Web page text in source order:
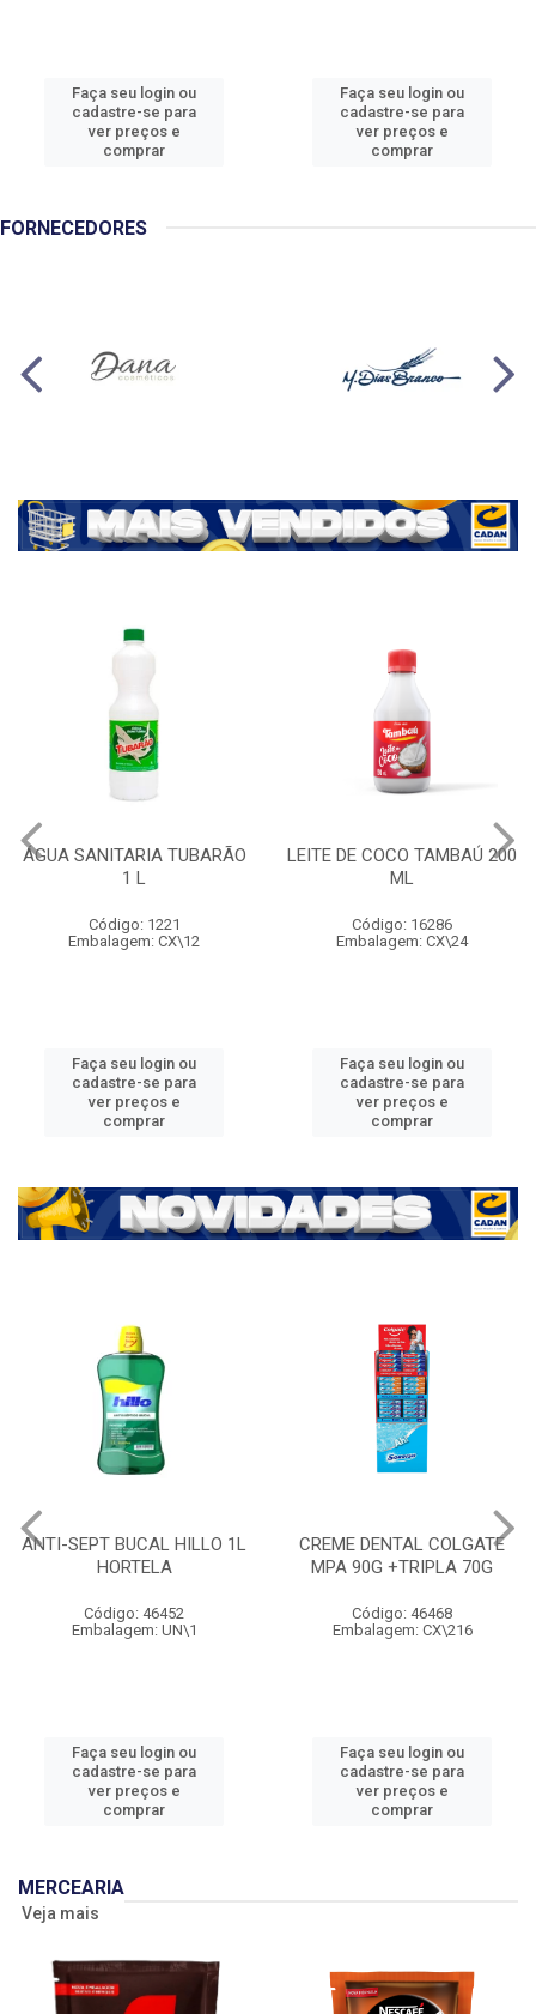
Faça seu login ou
cadastre-se para
ver preços e
comprar
Faça seu login ou
cadastre-se para
ver preços e
comprar
FORNECEDORES
ÁGUA SANITARIA TUBARÃO
1 L
Código: 1221
Embalagem: CX\12
Faça seu login ou
cadastre-se para
ver preços e
comprar
LEITE DE COCO TAMBAÚ 200
ML
Código: 16286
Embalagem: CX\24
Faça seu login ou
cadastre-se para
ver preços e
comprar
ANTI-SEPT BUCAL HILLO 1L
HORTELA
Código: 46452
Embalagem: UN\1
Faça seu login ou
cadastre-se para
ver preços e
comprar
CREME DENTAL COLGATE
MPA 90G +TRIPLA 70G
Código: 46468
Embalagem: CX\216
Faça seu login ou
cadastre-se para
ver preços e
comprar
MERCEARIA
Veja mais